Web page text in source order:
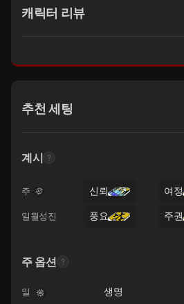
캐릭터 리뷰
추천 세팅
계시
주 신뢰 여정
일월성진 풍요 주권
주 옵션
일 생명